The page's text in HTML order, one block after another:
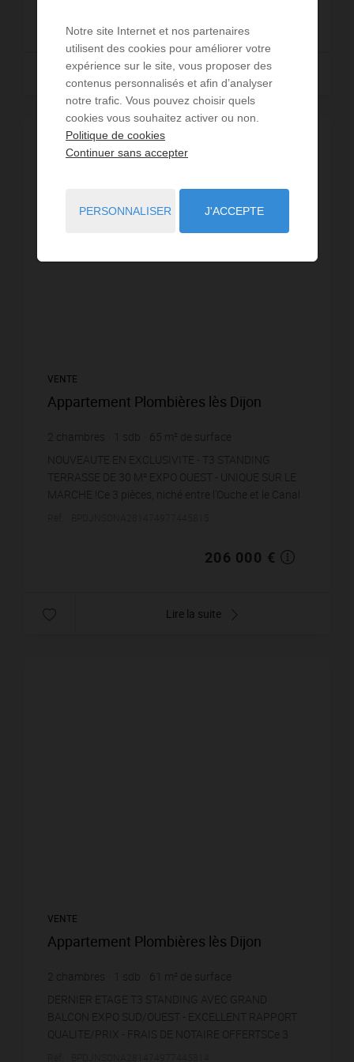
Lire la suite
VENTE
Appartement Plombières lès Dijon
2 chambres sdb 65 m² de surface
3 169,23 € prix / m²
NOUVEAUTE EN EXCLUSIVITE - T3 STANDING
TERRASSE DE 30 M² EXPO OUEST - UNIQUE SUR LE
MARCHE !Ce 3 pièces, niché entre l’Ouche et le Canal
206 000 €
Lire la suite
VENTE
Appartement Plombières lès Dijon
2 chambres sdb 61
m² de surface
3 163,93 €prix / m²
DERNIER ETAGE T3 STANDING AVEC GRAND
BALCON EXPO SUD/OUEST - EXCELLENT RAPPORT
QUALITE/PRIX - FRAIS DE NOTAIRE OFFERTSCe 3
Notre site Internet et nos partenaires
utilisent des cookies pour améliorer votre
expérience sur le site, vous proposer des
contenus personnalisés et afin d’analyser
notre trafic. Vous pouvez choisir quels
cookies vous souhaitez activer ou non.
Politique de cookies
Continuer sans accepter
PERSONNALISER J'ACCEPTE